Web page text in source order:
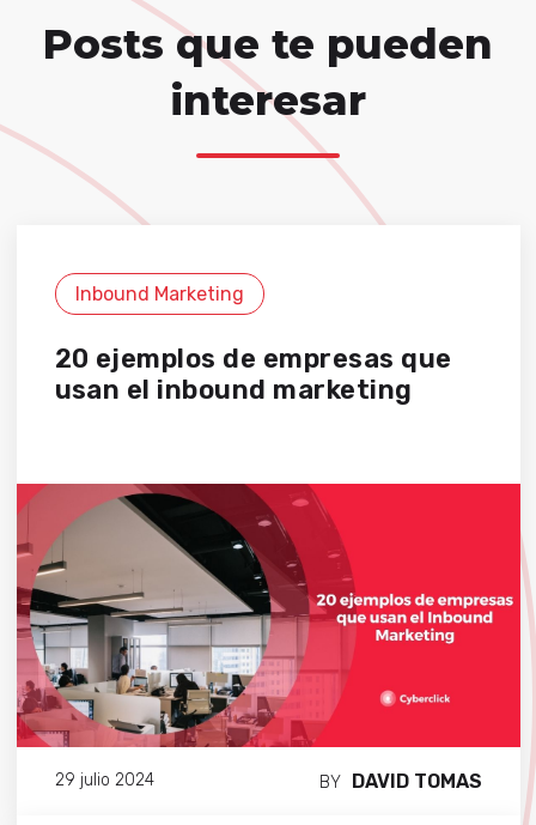
Posts que te pueden
interesar
Inbound Marketing
20 ejemplos de empresas que
usan el inbound marketing
29 julio 2024 BY DAVID TOMAS